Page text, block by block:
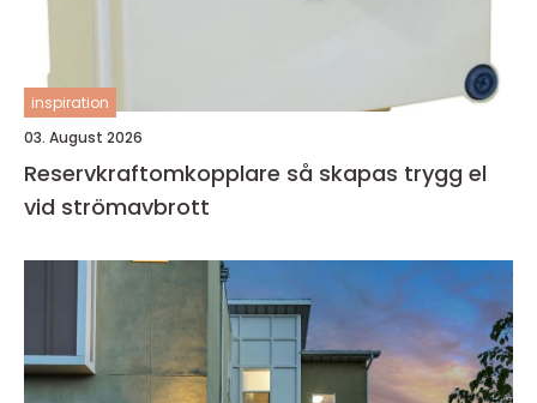
inspiration
03. August 2026
Reservkraftomkopplare så skapas trygg el
vid strömavbrott